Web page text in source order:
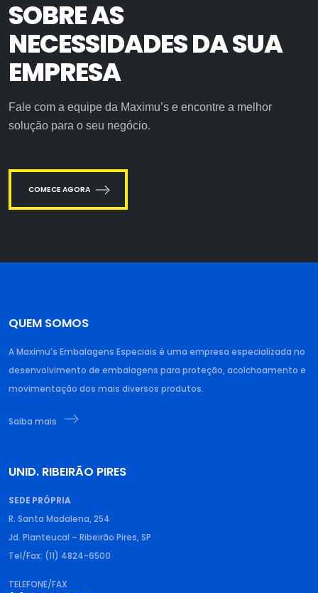
SOBRE AS
NECESSIDADES DA SUA
EMPRESA
Fale com a equipe da Maximu’s e encontre a melhor
solução para o seu negócio.
COMECE AGORA
QUEM SOMOS
A Maximu’s Embalagens Especiais é uma empresa especializada no
desenvolvimento de embalagens para proteção, acolchoamento e
movimentação dos mais diversos produtos.
Saiba mais
UNID. RIBEIRÃO PIRES
SEDE PRÓPRIA
R. Santa Madalena, 254
Jd. Planteucal – Ribeirão Pires, SP
Tel/Fax: (11) 4824-6500
TELEFONE/FAX